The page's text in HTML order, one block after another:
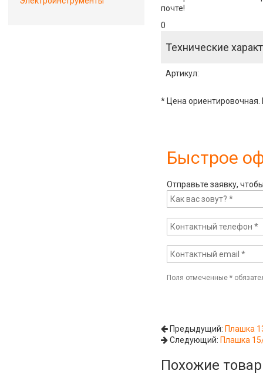
почте!
0
Технические
Артикул:
* Цена ориентировочная.
Быстрое
Отправьте заявку,
Поля отмеченные*
Предыдущий: Плашка
Следующий: Плашка
Похожие